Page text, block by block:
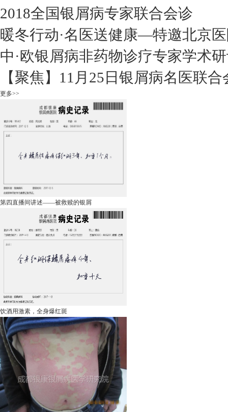
2018全国银屑病专家联合会诊
暖冬行动·名医送健康—特邀北京
中·欧银屑病非药物诊疗专家学术
【聚焦】11月25日银屑病名医联合
更多>>
第四直播间讲述——被救赎的银屑
饮酒用激素，全身爆红斑